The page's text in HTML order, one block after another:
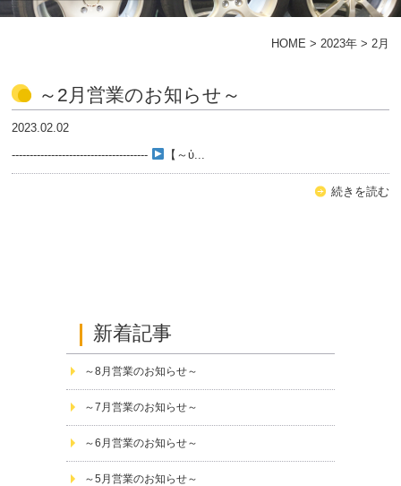
HOME > 2023年> 2月
～2月営業のお知らせ～
2023.02.02
--------------------------------------
【～ὑ...
続きを読む
新着記事
～8月営業のお知らせ～
～7月営業のお知らせ～
～6月営業のお知らせ～
～5月営業のお知らせ～